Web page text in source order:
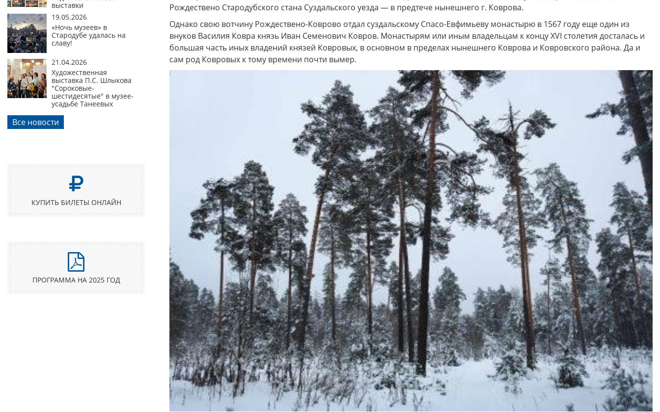
выставки
19.05.2026
«Ночь музеев» в
Стародубе удалась на
славу!
21.04.2026
Художественная
выставка П.С. Шлыкова
"Сороковые-
шестидесятые" в музее-
усадьбе Танеевых
Все новости
КУПИТЬ БИЛЕТЫ ОНЛАЙН
ПРОГРАММА НА 2025 ГОД
Рождествено Стародубского стана Суздальского уезда — в предтече нынешнего г. Коврова.
Однако свою вотчину Рождествено-Коврово отдал суздальскому Спасо-Евфимьеву монастырю в 1567 году еще один из
внуков Василия Ковра князь Иван Семенович Ковров. Монастырям или иным владельцам к концу XVI столетия досталась и
большая часть иных владений князей Ковровых, в основном в пределах нынешнего Коврова и Ковровского района. Да и
сам род Ковровых к тому времени почти вымер.